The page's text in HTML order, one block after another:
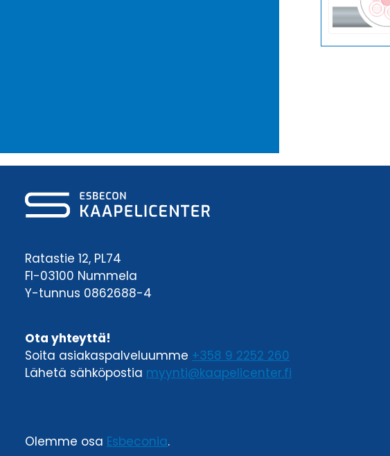
Ratastie 12, PL74
FI-03100 Nummela
Y-tunnus 0862688-4
Ota yhteyttä!
Soita asiakaspalveluumme +358 9 2252 260
Lähetä sähköpostia myynti@kaapelicenter.fi
Olemme osa Esbeconia.